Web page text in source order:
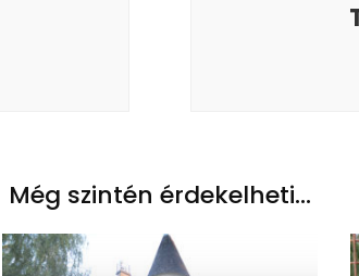
Még szintén érdekelheti...